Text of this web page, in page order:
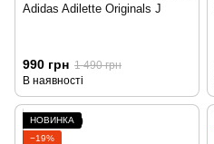
Adidas Adilette Originals J
990 грн 1 490 грн
В наявності
НОВИНКА
−19%